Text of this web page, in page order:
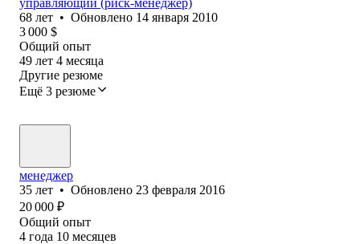
68 лет • Обновлено 14 января 2010
3 000 $
Общий опыт
49 лет 4 месяца
Другие резюме
Ещё 3 резюме
менеджер
35 лет • Обновлено 23 февраля 2016
20 000 ₽
Общий опыт
4 года 10 месяцев